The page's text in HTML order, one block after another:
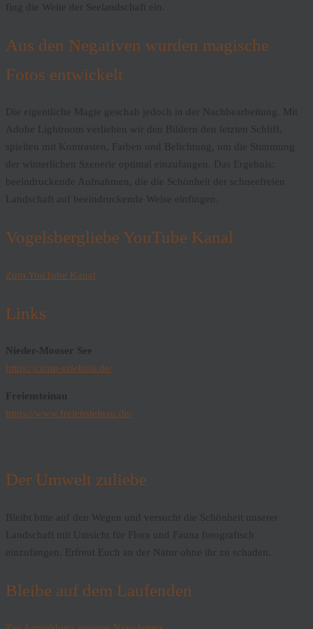
fing die Weite der Seelandschaft ein.
Aus den Negativen wurden magische
Fotos entwickelt
Die eigentliche Magie geschah jedoch in der Nachbearbeitung. Mit
Adobe Lightroom verliehen wir den Bildern den letzten Schliff,
spielten mit Kontrasten, Farben und Belichtung, um die Stimmung
der winterlichen Szenerie optimal einzufangen. Das Ergebnis:
beeindruckende Aufnahmen, die die Schönheit der schneefreien
Landschaft auf beeindruckende Weise einfingen.
Vogelsbergliebe YouTube Kanal
Zum YouTube Kanal
Links
Nieder-Mooser See
https://camp-erlebnis.de/
Freiensteinau
https://www.freiensteinau.de/
Der Umwelt zuliebe
Bleibt bitte auf den Wegen und versucht die Schönheit unserer
Landschaft mit Umsicht für Flora und Fauna fotografisch
einzufangen. Erfreut Euch an der Natur ohne ihr zu schaden.
Bleibe auf dem Laufenden